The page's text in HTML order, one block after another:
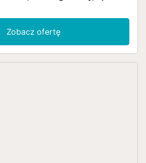
Zobacz ofertę